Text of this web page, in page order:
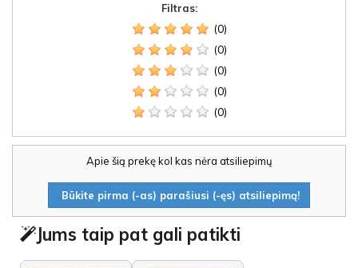
Filtras:
(0)
(0)
(0)
(0)
(0)
Apie šią prekę kol kas nėra atsiliepimų
Būkite pirma (-as) parašiusi (-ęs) atsiliepimą!
Jums taip pat gali patikti